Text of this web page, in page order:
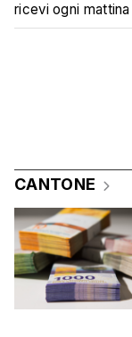
ricevi ogni
CANTONE